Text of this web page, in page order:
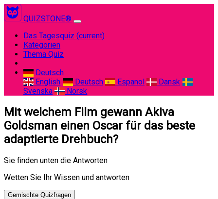
QUIZSTONE®
Das Tagesquiz (current)
Kategorien
Thema Quiz
Deutsch
English
Deutsch Espanol
Dansk
Svenska
Norsk
Mit welchem Film gewann Akiva
Goldsman einen Oscar für das beste
adaptierte Drehbuch?
Sie finden unten die Antworten
Wetten Sie Ihr Wissen und antworten
Gemischte Quizfragen